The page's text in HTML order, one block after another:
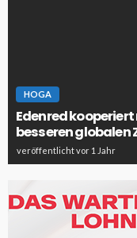
HOGA
Edenred
besseren
veröffentlicht vor 1 Jahr